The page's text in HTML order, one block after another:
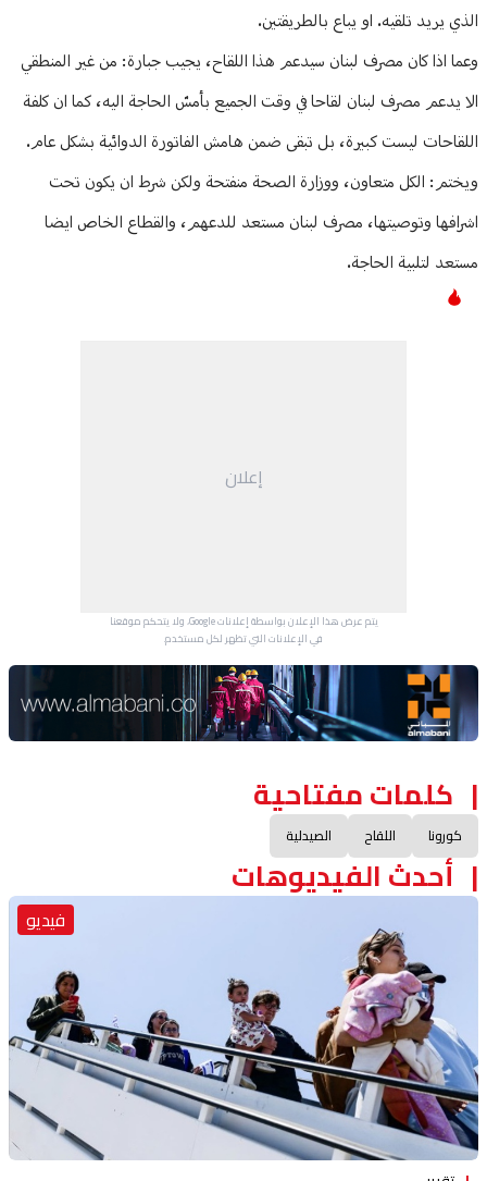
الذي يريد تلقيه. او يباع بالطريقتين.
وعما اذا كان مصرف لبنان سيدعم هذا اللقاح، يجيب جبارة: من غير المنطقي
الا يدعم مصرف لبنان لقاحا في وقت الجميع بأمسّ الحاجة اليه، كما ان كلفة
اللقاحات ليست كبيرة، بل تبقى ضمن هامش الفاتورة الدوائية بشكل عام.
ويختم: الكل متعاون، ووزارة الصحة منفتحة ولكن شرط ان يكون تحت
اشرافها وتوصيتها، مصرف لبنان مستعد للدعهم، والقطاع الخاص ايضا
مستعد لتلبية الحاجة.
إعلان
يتم عرض هذا الإعلان بواسطة إعلانات Google، ولا يتحكم موقعنا
في الإعلانات التي تظهر لكل مستخدم.
Advertisement Section
كلمات مفتاحية
كورونا اللقاح الصيدلية
أحدث الفيديوهات
فيديو